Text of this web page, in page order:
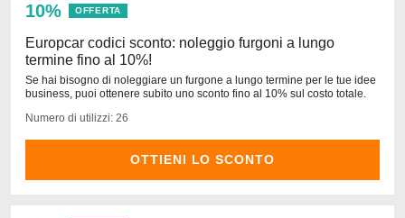
10% OFFERTA
Europcar codici sconto: noleggio furgoni a lungo
termine fino al 10%!
Se hai bisogno di noleggiare un furgone a lungo termine per le tue idee
business, puoi ottenere subito uno sconto fino al 10% sul costo totale.
Numero di utilizzi: 26
OTTIENI LO SCONTO